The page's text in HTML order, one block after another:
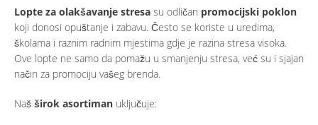
Lopte za olakšavanje stresa su odličan promocijski poklon
koji donosi opuštanje i zabavu. Često se koriste u uredima,
školama i raznim radnim mjestima gdje je razina stresa visoka.
Ove lopte ne samo da pomažu u smanjenju stresa, već su i sjajan
način za promociju vašeg brenda.
Naš širok asortiman uključuje: